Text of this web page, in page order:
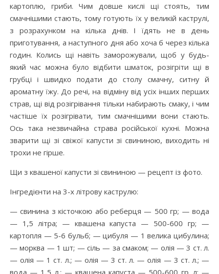
картоплю, гриби. Чим довше кислі щі стоять, тим
смачнішими стають, тому готують їх у великій каструлі,
з розрахунком на кілька днів. І їдять не в день
приготування, а наступного дня або хоча б через кілька
годин. Колись щі навіть заморожували, щоб у будь-
який час можна було відбити шматок, розігріти щі в
грубці і швидко подати до столу смачну, ситну й
ароматну їжу. До речі, на відміну від усіх інших перших
страв, щі від розігрівання тільки набирають смаку, і чим
частіше їх розігрівати, тим смачнішими вони стають.
Ось така незвичайна страва російської кухні. Можна
зварити щі зі свіжої капусти зі свининою, виходить ні
трохи не гірше.
Щи з квашеної капусти зі свининою — рецепт із фото.
Інгредієнти на 3-х літрову каструлю:
— свинина з кісточкою або реберця — 500 гр; — вода
— 1,5 літра; — квашена капуста — 500-600 гр; —
картопля — 5-6 бульб; — цибуля — 1 велика цибулина;
— морква — 1 шт; — сіль — за смаком; — олія — 3 ст. л.
— олія — 1 ст. л.; — олія — 3 ст. л. — олія — 3 ст. л.; —